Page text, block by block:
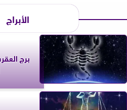
الأبراج